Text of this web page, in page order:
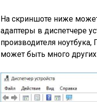
На скриншоте ниже
адаптеры в диспетчере
производителя
может быть много других